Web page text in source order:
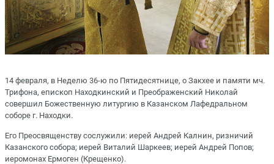
14 февраля, в Неделю 36-ю по Пятидесятнице, о Закхее и памяти мч.
Трифона, епископ Находкинский и Преображенский Николай
совершил Божественную литургию в Казанском Лафедральном
соборе г. Находки.
Его Преосвященству сослужили: иерей Андрей Калнин, ризничий
Казанского собора; иерей Виталий Шаркеев; иерей Андрей Попов;
иеромонах Ермоген (Крещенко).